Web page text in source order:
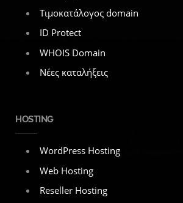
Τιμοκατάλογος domain
ID Protect
WHOIS Domain
Νέες καταλήξεις
HOSTING
WordPress Hosting
Web Hosting
Reseller Hosting